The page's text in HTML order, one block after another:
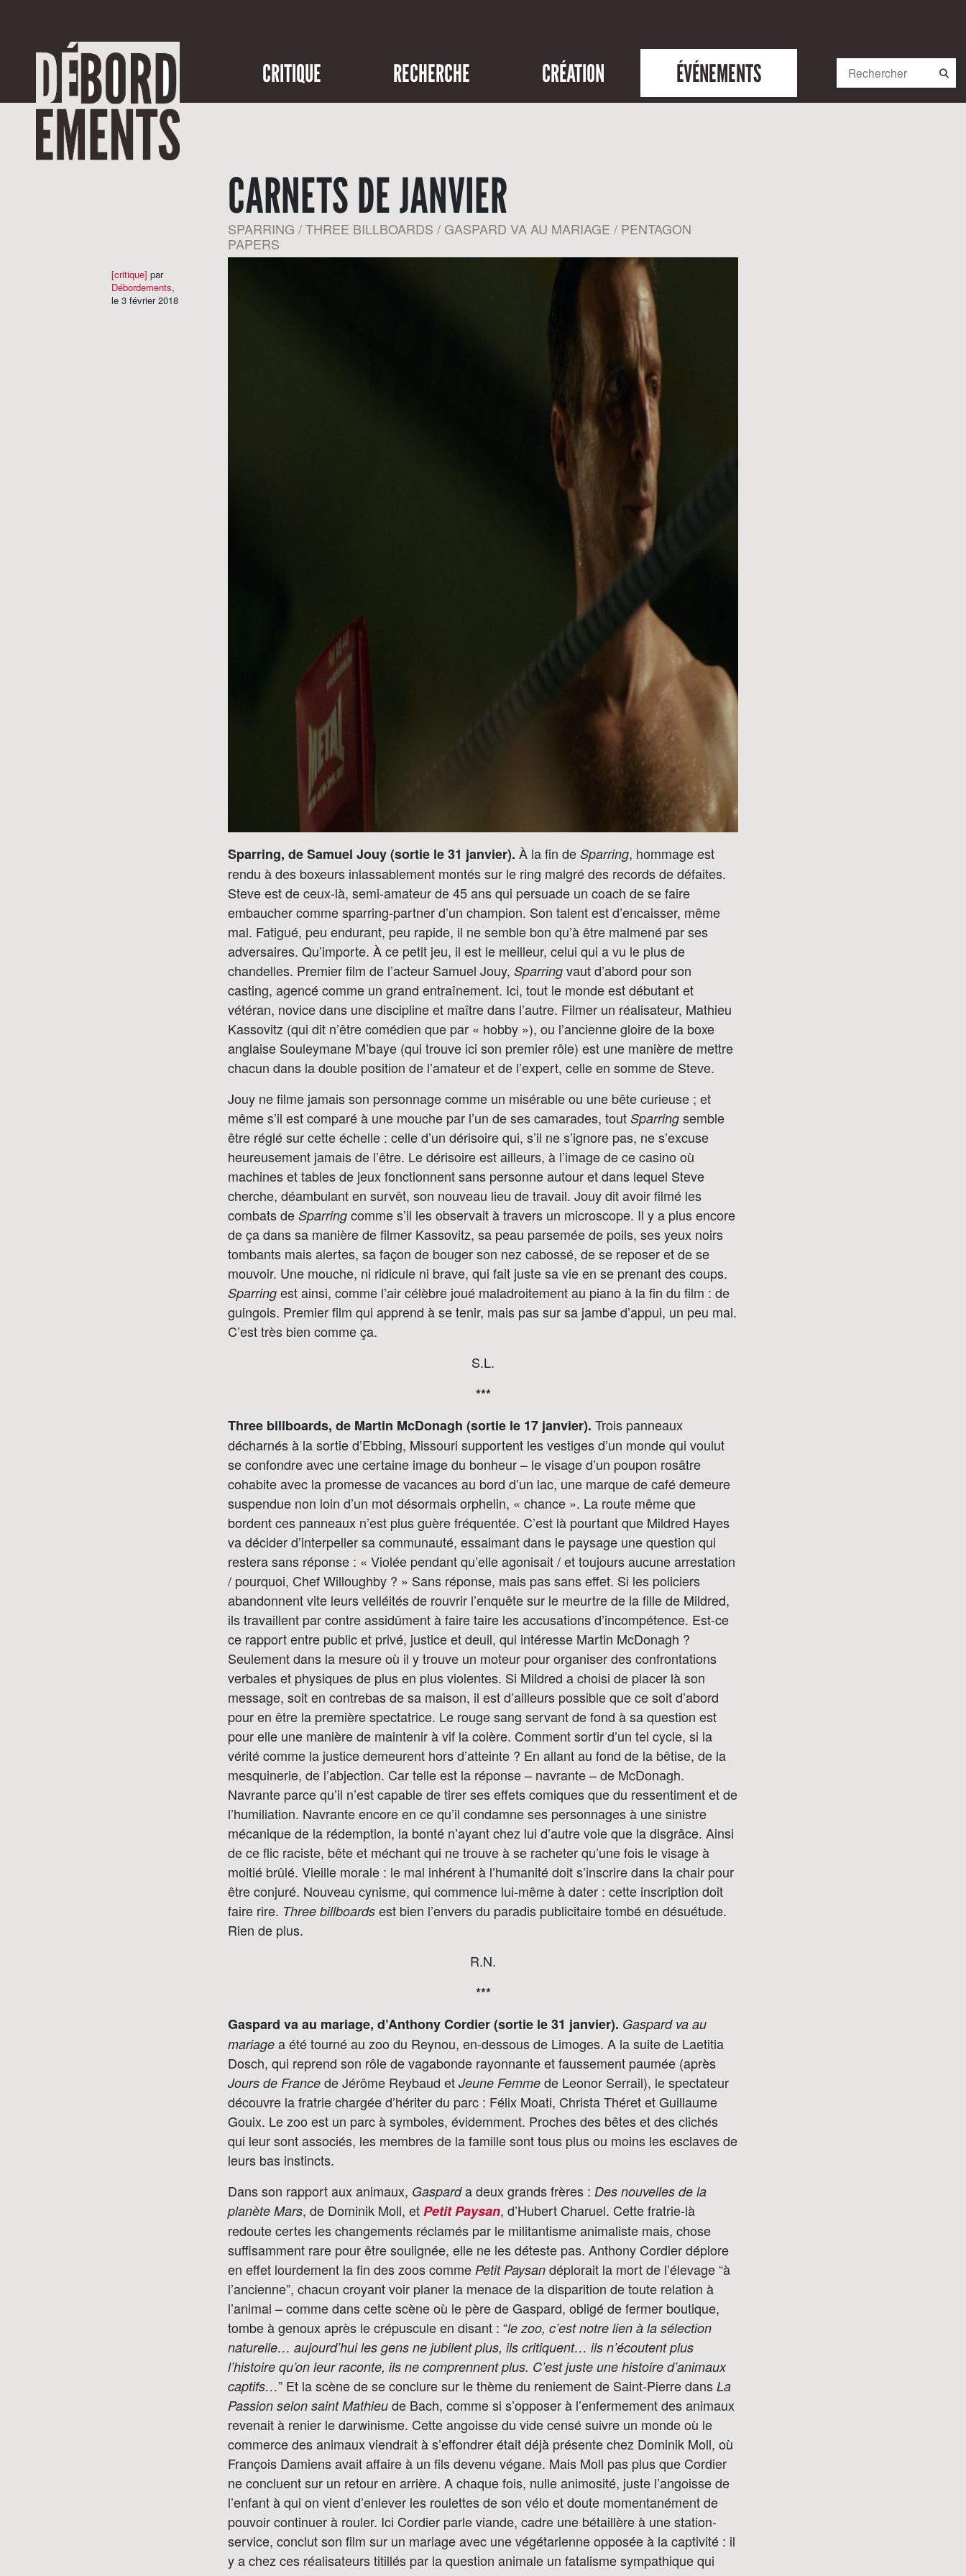
CRITIQUE RECHERCHE CRÉATION ÉVÉNEMENTS
CARNETS DE JANVIER
SPARRING / THREE BILLBOARDS / GASPARD VA AU MARIAGE / PENTAGON
PAPERS
[critique] par
Débordements,
le 3 février 2018
Sparring, de Samuel Jouy (sortie le 31 janvier). À la fin de Sparring, hommage est
rendu à des boxeurs inlassablement montés sur le ring malgré des records de défaites.
Steve est de ceux-là, semi-amateur de 45 ans qui persuade un coach de se faire
embaucher comme sparring-partner d’un champion. Son talent est d’encaisser, même
mal. Fatigué, peu endurant, peu rapide, il ne semble bon qu’à être malmené par ses
adversaires. Qu’importe. À ce petit jeu, il est le meilleur, celui qui a vu le plus de
chandelles. Premier film de l’acteur Samuel Jouy, Sparring vaut d’abord pour son
casting, agencé comme un grand entraînement. Ici, tout le monde est débutant et
vétéran, novice dans une discipline et maître dans l’autre. Filmer un réalisateur, Mathieu
Kassovitz (qui dit n’être comédien que par « hobby »), ou l’ancienne gloire de la boxe
anglaise Souleymane M’baye (qui trouve ici son premier rôle) est une manière de mettre
chacun dans la double position de l’amateur et de l’expert, celle en somme de Steve.
Jouy ne filme jamais son personnage comme un misérable ou une bête curieuse ; et
même s’il est comparé à une mouche par l’un de ses camarades, tout Sparring semble
être réglé sur cette échelle : celle d’un dérisoire qui, s’il ne s’ignore pas, ne s’excuse
heureusement jamais de l’être. Le dérisoire est ailleurs, à l’image de ce casino où
machines et tables de jeux fonctionnent sans personne autour et dans lequel Steve
cherche, déambulant en survêt, son nouveau lieu de travail. Jouy dit avoir filmé les
combats de Sparring comme s’il les observait à travers un microscope. Il y a plus encore
de ça dans sa manière de filmer Kassovitz, sa peau parsemée de poils, ses yeux noirs
tombants mais alertes, sa façon de bouger son nez cabossé, de se reposer et de se
mouvoir. Une mouche, ni ridicule ni brave, qui fait juste sa vie en se prenant des coups.
Sparring est ainsi, comme l’air célèbre joué maladroitement au piano à la fin du film : de
guingois. Premier film qui apprend à se tenir, mais pas sur sa jambe d’appui, un peu mal.
C’est très bien comme ça.
S.L.
***
Three billboards, de Martin McDonagh (sortie le 17 janvier). Trois panneaux
décharnés à la sortie d’Ebbing, Missouri supportent les vestiges d’un monde qui voulut
se confondre avec une certaine image du bonheur – le visage d’un poupon rosâtre
cohabite avec la promesse de vacances au bord d’un lac, une marque de café demeure
suspendue non loin d’un mot désormais orphelin, « chance ». La route même que
bordent ces panneaux n’est plus guère fréquentée. C’est là pourtant que Mildred Hayes
va décider d’interpeller sa communauté, essaimant dans le paysage une question qui
restera sans réponse : « Violée pendant qu’elle agonisait / et toujours aucune arrestation
/ pourquoi, Chef Willoughby ? » Sans réponse, mais pas sans effet. Si les policiers
abandonnent vite leurs velléités de rouvrir l’enquête sur le meurtre de la fille de Mildred,
ils travaillent par contre assidûment à faire taire les accusations d’incompétence. Est-ce
ce rapport entre public et privé, justice et deuil, qui intéresse Martin McDonagh ?
Seulement dans la mesure où il y trouve un moteur pour organiser des confrontations
verbales et physiques de plus en plus violentes. Si Mildred a choisi de placer là son
message, soit en contrebas de sa maison, il est d’ailleurs possible que ce soit d’abord
pour en être la première spectatrice. Le rouge sang servant de fond à sa question est
pour elle une manière de maintenir à vif la colère. Comment sortir d’un tel cycle, si la
vérité comme la justice demeurent hors d’atteinte ? En allant au fond de la bêtise, de la
mesquinerie, de l’abjection. Car telle est la réponse – navrante – de McDonagh.
Navrante parce qu’il n’est capable de tirer ses effets comiques que du ressentiment et de
l’humiliation. Navrante encore en ce qu’il condamne ses personnages à une sinistre
mécanique de la rédemption, la bonté n’ayant chez lui d’autre voie que la disgrâce. Ainsi
de ce flic raciste, bête et méchant qui ne trouve à se racheter qu’une fois le visage à
moitié brûlé. Vieille morale : le mal inhérent à l’humanité doit s’inscrire dans la chair pour
être conjuré. Nouveau cynisme, qui commence lui-même à dater : cette inscription doit
faire rire. Three billboards est bien l’envers du paradis publicitaire tombé en désuétude.
Rien de plus.
R.N.
***
Gaspard va au mariage, d’Anthony Cordier (sortie le 31 janvier). Gaspard va au
mariage a été tourné au zoo du Reynou, en-dessous de Limoges. A la suite de Laetitia
Dosch, qui reprend son rôle de vagabonde rayonnante et faussement paumée (après
Jours de France de Jérôme Reybaud et Jeune Femme de Leonor Serrail), le spectateur
découvre la fratrie chargée d’hériter du parc : Félix Moati, Christa Théret et Guillaume
Gouix. Le zoo est un parc à symboles, évidemment. Proches des bêtes et des clichés
qui leur sont associés, les membres de la famille sont tous plus ou moins les esclaves de
leurs bas instincts.
Dans son rapport aux animaux, Gasparda deux grands frères : Des nouvelles de la
planète Mars, de Dominik Moll, etPetit Paysan, d’Hubert Charuel. Cette fratrie-là
redoute certes les changements réclamés par le militantisme animaliste mais, chose
suffisamment rare pour être soulignée, elle ne les déteste pas. Anthony Cordier déplore
en effet lourdement la fin des zoos comme Petit Paysan déplorait la mort de l’élevage “à
l’ancienne”, chacun croyant voir planer la menace de la disparition de toute relation à
l’animal – comme dans cette scène où le père de Gaspard, obligé de fermer boutique,
tombe à genoux après le crépuscule en disant : “le zoo, c’est notre lien à la sélection
naturelle… aujourd’hui les gens ne jubilent plus, ils critiquent… ils n’écoutent plus
l’histoire qu’on leur raconte, ils ne comprennent plus. C’est juste une histoire d’animaux
captifs…” Et la scène de se conclure sur le thème du reniement de Saint-Pierre dans La
Passion selon saint Mathieu de Bach, comme si s’opposer à l’enfermement des animaux
revenait à renier le darwinisme. Cette angoisse du vide censé suivre un monde où le
commerce des animaux viendrait à s’effondrer était déjà présente chez Dominik Moll, où
François Damiens avait affaire à un fils devenu végane. Mais Moll pas plus que Cordier
ne concluent sur un retour en arrière. A chaque fois, nulle animosité, juste l’angoisse de
l’enfant à qui on vient d’enlever les roulettes de son vélo et doute momentanément de
pouvoir continuer à rouler. Ici Cordier parle viande, cadre une bétaillère à une station-
service, conclut son film sur un mariage avec une végétarienne opposée à la captivité : il
y a chez ces réalisateurs titillés par la question animale un fatalisme sympathique qui